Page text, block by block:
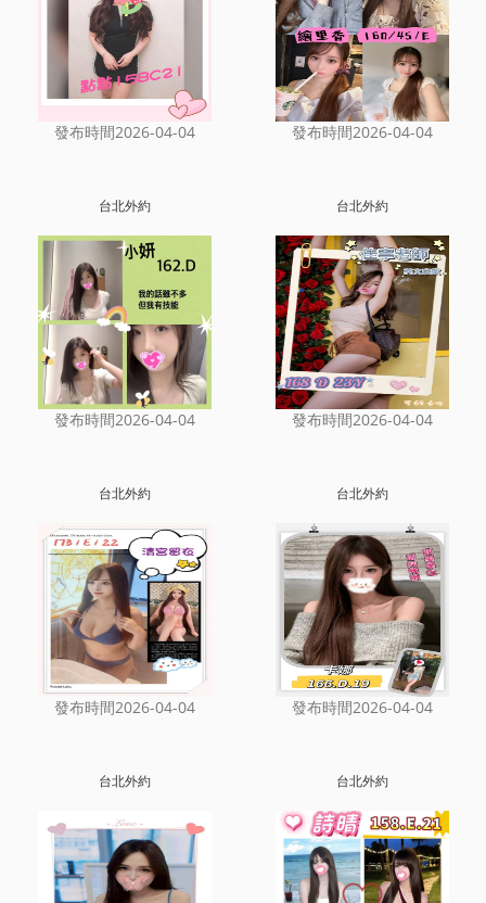
發布時間2026-04-04 發布時間2026-04-04
台北外約
發布時間2026-04-04
台北外約
發布時間2026-04-04
台北外約
發布時間2026-04-04
台北外約
發布時間2026-04-04
台北外約 台北外約